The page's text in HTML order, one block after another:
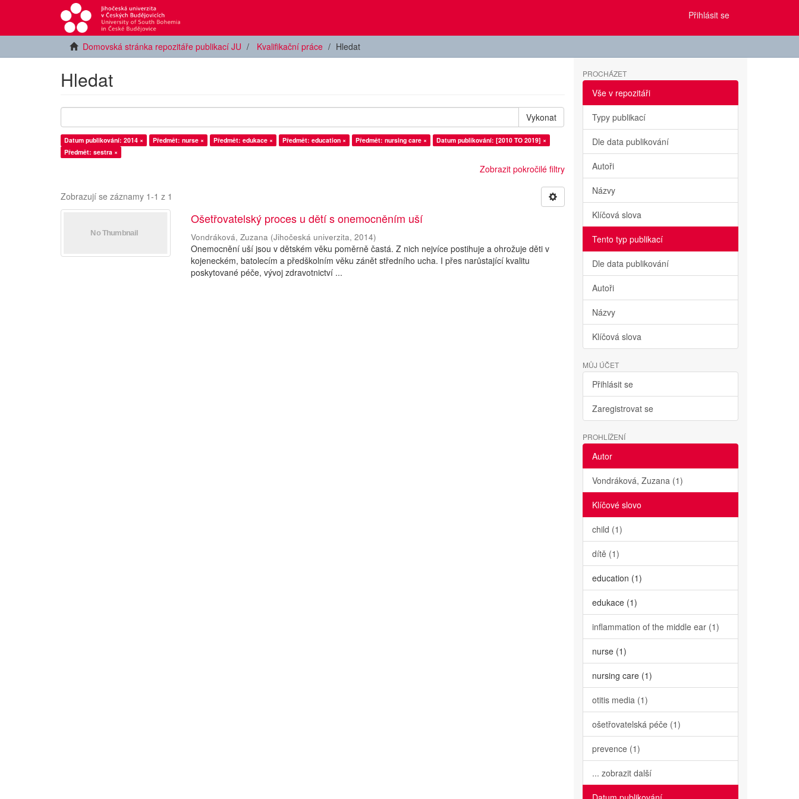
Přihlásit se
Domovská stránka repozitáře publikací JU Kvalifikační práce Hledat
Hledat
Vykonat
Datum publikování: 2014 × Předmět: nurse × Předmět: edukace × Předmět: education × Předmět: nursing care ×
Datum publikování: [2010 TO 2019] ×
Předmět: sestra ×
Zobrazit pokročilé filtry
Zobrazují se záznamy 1-1 z 1
Ošetřovatelský proces u dětí s onemocněním uší
Vondráková, Zuzana (Jihočeská univerzita,2014)
Onemocnění uší jsou v dětském věku poměrně častá. Z nich nejvíce postihuje a ohrožuje děti v
kojeneckém, batolecím a předškolním věku zánět středního ucha. I přes narůstající kvalitu
poskytované péče, vývoj zdravotnictví ...
PROCHÁZET
Vše v repozitáři
Typy publikací
Dle data publikování
Autoři
Názvy
Klíčová slova
Tento typ publikací
Dle data publikování
Autoři
Názvy
Klíčová slova
MŮJ ÚČET
Přihlásit se
Zaregistrovat se
PROHLÍŽENÍ
Autor
Vondráková, Zuzana (1)
Klíčové slovo
child (1)
dítě (1)
education (1)
edukace (1)
inflammation of the middle ear (1)
nurse (1)
nursing care (1)
otitis media (1)
ošetřovatelská péče (1)
prevence (1)
... zobrazit další